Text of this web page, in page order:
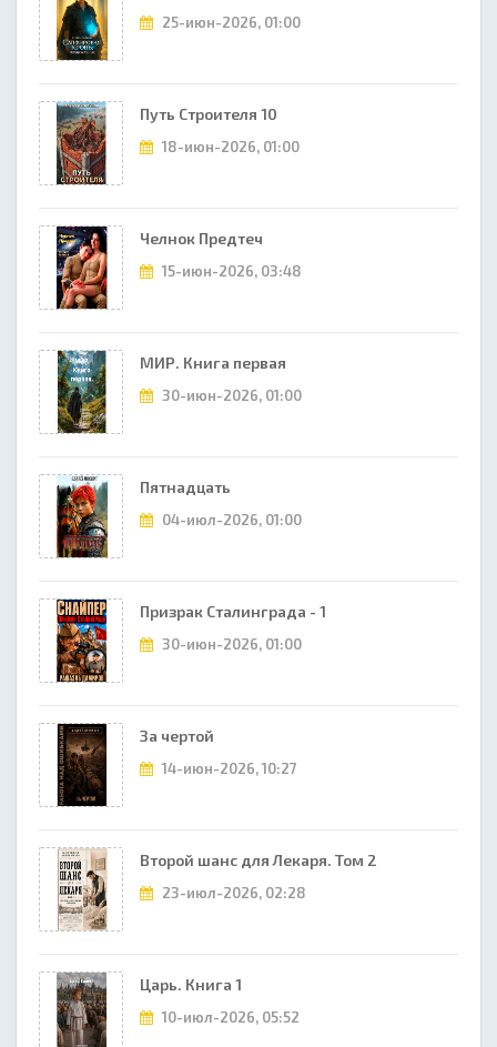
25-июн-2026, 01:00
Путь Строителя 10
18-июн-2026, 01:00
Челнок Предтеч
15-июн-2026, 03:48
МИР. Книга первая
30-июн-2026, 01:00
Пятнадцать
04-июл-2026, 01:00
Призрак Сталинграда - 1
30-июн-2026, 01:00
За чертой
14-июн-2026, 10:27
Второй шанс для Лекаря. Том 2
23-июл-2026, 02:28
Царь. Книга 1
10-июл-2026, 05:52